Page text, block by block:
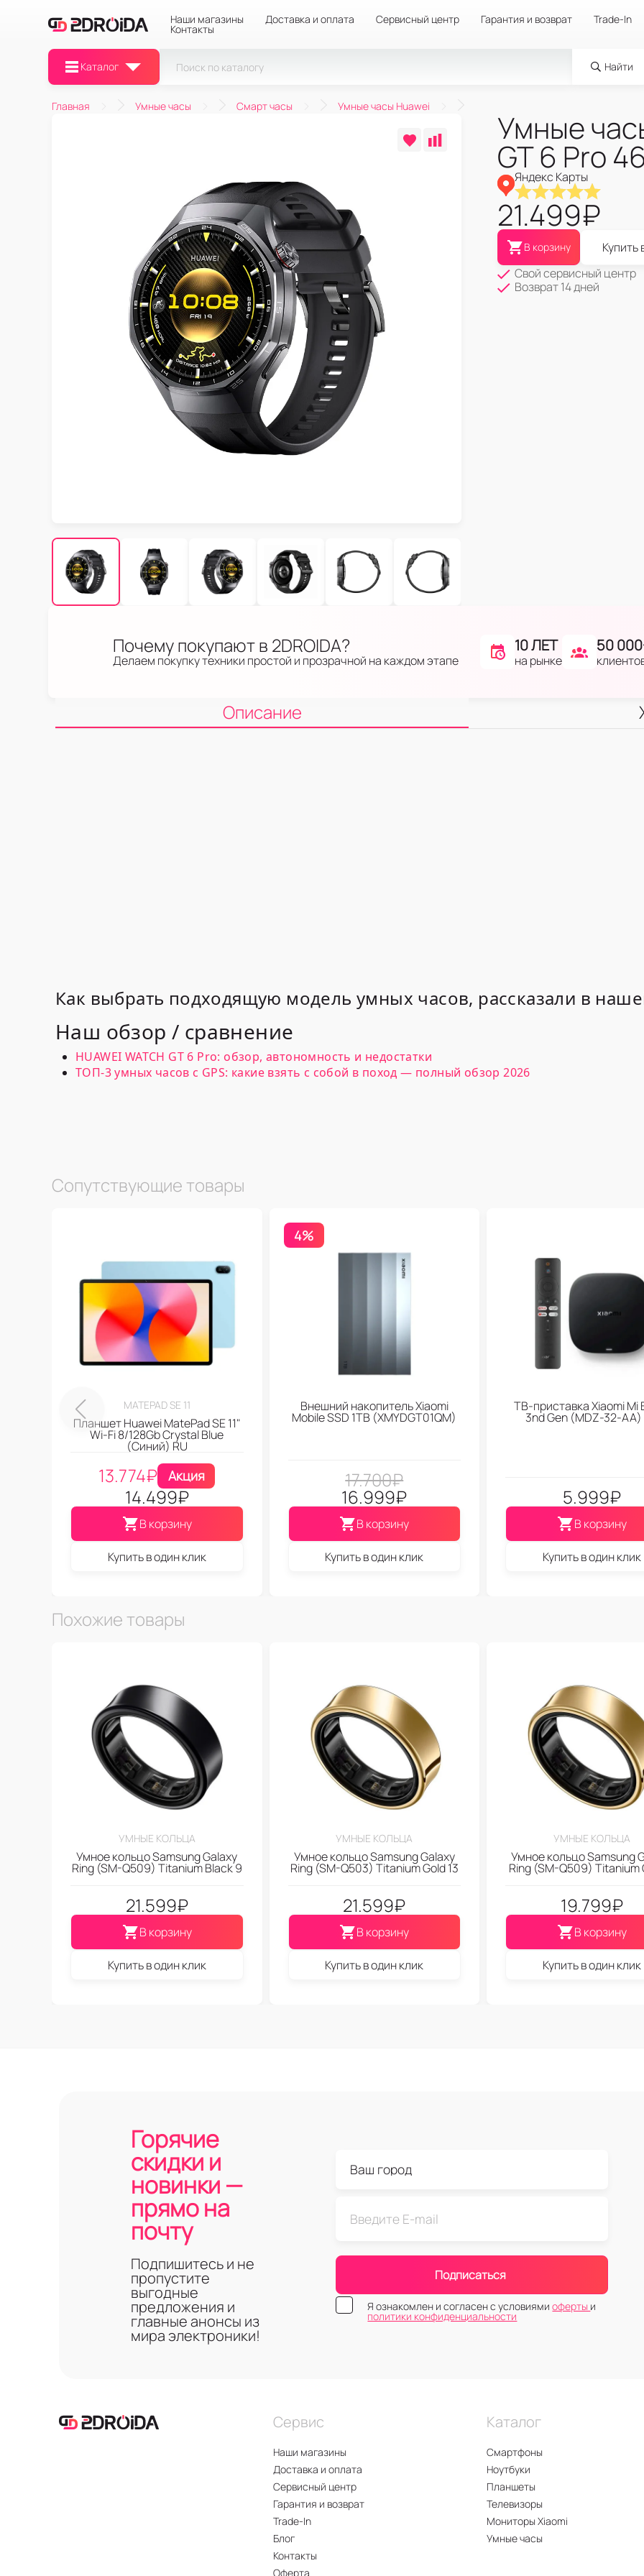
Наши магазины Доставка и оплата Сервисный центр Гарантия и возврат Trade-In
Контакты
Каталог Найти
Главная Умные часы Смарт часы Умные часы Huawei
Умные
GT 6 Pro
Яндекс Карты
21.499₽
В корзину
Купить
Свой сервисный центр
Возврат 14 дней
Почему покупают в 2DROIDA?
Делаем покупку техники простой и прозрачной на каждом этапе
10 ЛЕТ
на рынке
50
Описание
Как выбрать подходящую модель умных часов, рассказали в
Наш обзор / сравнение
HUAWEI WATCH GT 6 Pro: обзор, автономность и недостатки
ТОП-3 умных часов с GPS: какие взять с собой в поход — полный обзор 2026
Сопутствующие товары
MATEPAD SE 11
Планшет Huawei MatePad SE 11"
Wi-Fi 8/128Gb Crystal Blue
(Синий) RU
13.774₽ Акция
14.499₽
В корзину
Купить в один клик
4%
Внешний накопитель Xiaomi
Mobile SSD 1TB (XMYDGT01QM)
17.700₽
16.999₽
В корзину
Купить в один клик
ТВ-приставка Xiaomi Mi
3nd Gen (МDZ-32-АА)
5.999₽
В корзину
Купить в один клик
Похожие товары
УМНЫЕ КОЛЬЦА
Умное кольцо Samsung Galaxy
Ring (SM-Q509) Titanium Black 9
21.599₽
В корзину
Купить в один клик
УМНЫЕ КОЛЬЦА
Умное кольцо Samsung Galaxy
Ring (SM-Q503) Titanium Gold 13
21.599₽
В корзину
Купить в один клик
УМНЫЕ КОЛЬЦА
Умное кольцо Samsung
Ring (SM-Q509) Titanium
19.799₽
В корзину
Купить в один клик
Горячие
скидки и
новинки —
прямо на
почту
Подпишитесь и не
пропустите
выгодные
предложения и
главные анонсы из
мира электроники!
Подписаться
Я ознакомлен и согласен с условиямиоферты и
политики конфиденциальности
Сервис
Наши магазины
Доставка и оплата
Сервисный центр
Гарантия и возврат
Trade-In
Блог
Контакты
Оферта
Каталог
Смартфоны
Ноутбуки
Планшеты
Телевизоры
Мониторы Xiaomi
Умные часы